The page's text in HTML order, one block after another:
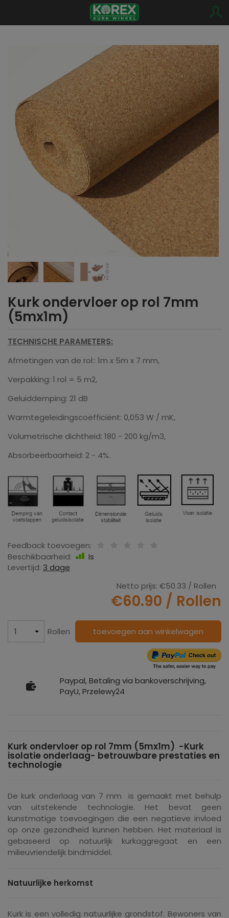
Kurk ondervloer op rol 7mm
(5mx1m)
TECHNISCHE PARAMETERS:
Afmetingen van de rol:: 1m x 5m x 7 mm,
Verpakking: 1 rol = 5 m2,
Geluiddemping: 21 dB
Warmtegeleidingscoëfficiënt: 0,053 W / mK,
Volumetrische dichtheid: 180 - 200 kg/m3,
Absorbeerbaarheid: 2 - 4%.
Feedback toevoegen:
Beschikbaarheid:
Is
Levertijd: 3 dage
Netto prijs: €50.33 / Rollen
€60.90 / Rollen
Rollen toevoegen aan winkelwagen
Paypal, Betaling via bankoverschrijving,
PayU, Przelewy24
Kurk ondervloer op rol 7mm (5mx1m) -Kurk
isolatie onderlaag- betrouwbare prestaties en
technologie
De kurk onderlaag van 7 mm is gemaakt met behulp
van uitstekende technologie. Het bevat geen
kunstmatige toevoegingen die een negatieve invloed
op onze gezondheid kunnen hebben. Het materiaal is
gebaseerd op natuurlijk kurkaggregaat en een
milieuvriendelijk bindmiddel.
Natuurlijke herkomst
Kurk is een volledig natuurlijke grondstof. Bewoners van